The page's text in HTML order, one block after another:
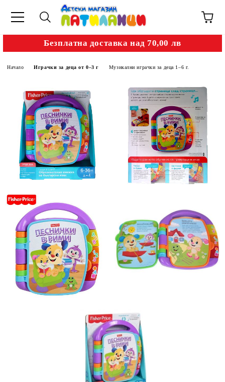
Безплатна доставка над 70,00 лв
Начало Играчки за деца от 0–3 г Музикални играчки за деца 1–6 г.